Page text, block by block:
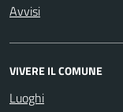
Avvisi
VIVERE IL COMUNE
Luoghi